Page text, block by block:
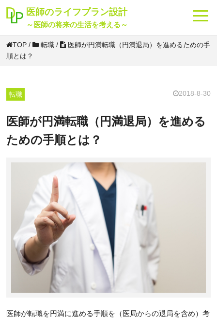
医師のライフプラン設計
～医師の将来の生活を考える～
海外 投資 転職 貯金 老後 将来
TOP / 転職 /
医師が円満転職（円満退局）を進めるための手
順とは？
転職 2018-8-30
医師が円満転職（円満退局）を進める
ための手順とは？
医師が転職を円満に進める手順を（医局からの退局を含め）考